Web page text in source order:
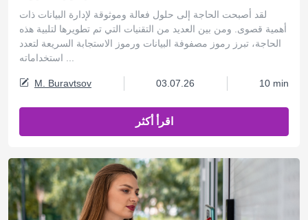
لقد أصبحت الحاجة إلى حلول فعالة وموثوقة لإدارة البيانات ذات
أهمية قصوى. ومن بين العديد من التقنيات التي تم تطويرها لتلبية هذه
الحاجة، تبرز رموز مصفوفة البيانات ورموز الاستجابة السريعة لتعدد
M. Buravtsov 03.07.26 10 min
اقرأ أكثر